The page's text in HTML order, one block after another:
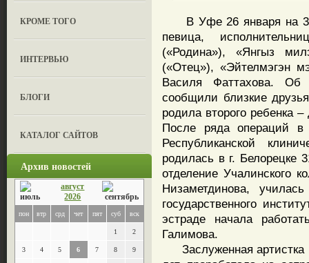
КРОМЕ ТОГО
ИНТЕРВЬЮ
БЛОГИ
КАТАЛОГ САЙТОВ
Архив новостей
август
2026
пон втр срд чет пят суб вск
1 2
3 4 5 6 7 8 9
В Уфе 26 января на 37-
певица,
(«Родина»), «Янгыз
(«Отец»), «Эйтелмэгэн
Василя Фаттахова.
сообщили близкие
родила второго ребенка
После ряда операций в
Республиканской
родилась в г. Белорецке
отделение Учалинского
Низаметдинова,
государственного
эстраде начала
Галимова.
Заслуженная артистка